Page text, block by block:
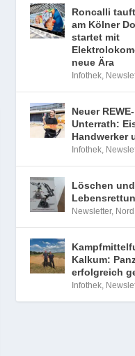
Roncalli
am Kölner
startet mit
neue Ära
Infothek,
Neuer
Unterrath:
Handwerker
Infothek,
Löschen und
Newsletter,
Kalkum:
erfolgreich
Infothek,